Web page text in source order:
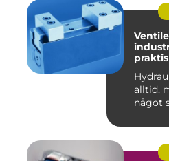
alltid,
något